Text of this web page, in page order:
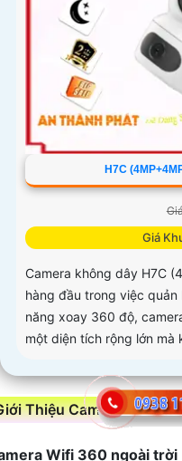
H7C
Giá
Camera không dây H7C
hàng đầu trong việc quản
năng xoay 360 độ,
một diện tích rộng lớn
Thiệu Camera Wifi
Wifi 360 ngoài trời